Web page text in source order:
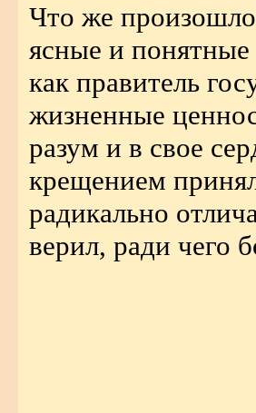
Что же
ясные и понятные
как правитель
жизненные
разум и в свое
крещением
радикально
верил, ради чего